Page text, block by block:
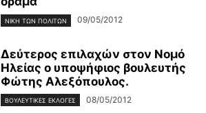
ΝΊΚΗ ΤΩΝ ΠΟΛΙΤΏΝ 09/05/2012
Δεύτερος επιλαχών στον Νομό
Ηλείας ο υποψήφιος βουλευτής
Φώτης Αλεξόπουλος.
ΒΟΥΛΕΥΤΙΚΕΣ ΕΚΛΟΓΕΣ 08/05/2012